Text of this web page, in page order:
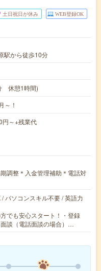
土日祝日が休み WEB登録OK
駅から徒歩10分
休憩1時間)
～！
～+残業代
調整＊入金管理補助＊電話対
パソコンスキル不要 / 英語力
でも安心スタート！・登録
談（電話面談の場合）…